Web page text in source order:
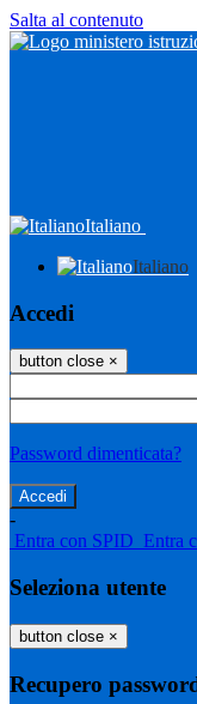
Salta al contenuto
Italiano
Italiano
Accedi
button close ×
Password dimenticata?
-
Entra con SPID Entra
Seleziona utente
button close ×
Recupero